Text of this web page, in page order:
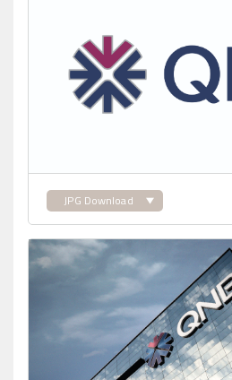
JPG Download